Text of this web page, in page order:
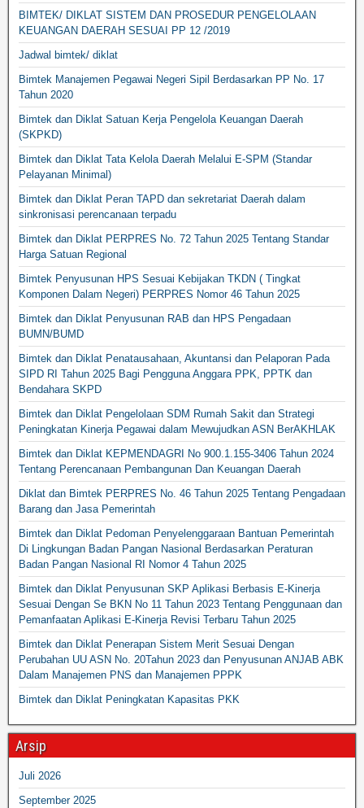
BIMTEK/ DIKLAT SISTEM DAN PROSEDUR PENGELOLAAN
KEUANGAN DAERAH SESUAI PP 12 /2019
Jadwal bimtek/ diklat
Bimtek Manajemen Pegawai Negeri Sipil Berdasarkan PP No. 17
Tahun 2020
Bimtek dan Diklat Satuan Kerja Pengelola Keuangan Daerah
(SKPKD)
Bimtek dan Diklat Tata Kelola Daerah Melalui E-SPM (Standar
Pelayanan Minimal)
Bimtek dan Diklat Peran TAPD dan sekretariat Daerah dalam
sinkronisasi perencanaan terpadu
Bimtek dan Diklat PERPRES No. 72 Tahun 2025 Tentang Standar
Harga Satuan Regional
Bimtek Penyusunan HPS Sesuai Kebijakan TKDN ( Tingkat
Komponen Dalam Negeri) PERPRES Nomor 46 Tahun 2025
Bimtek dan Diklat Penyusunan RAB dan HPS Pengadaan
BUMN/BUMD
Bimtek dan Diklat Penatausahaan, Akuntansi dan Pelaporan Pada
SIPD RI Tahun 2025 Bagi Pengguna Anggara PPK, PPTK dan
Bendahara SKPD
Bimtek dan Diklat Pengelolaan SDM Rumah Sakit dan Strategi
Peningkatan Kinerja Pegawai dalam Mewujudkan ASN BerAKHLAK
Bimtek dan Diklat KEPMENDAGRI No 900.1.155-3406 Tahun 2024
Tentang Perencanaan Pembangunan Dan Keuangan Daerah
Diklat dan Bimtek PERPRES No. 46 Tahun 2025 Tentang Pengadaan
Barang dan Jasa Pemerintah
Bimtek dan Diklat Pedoman Penyelenggaraan Bantuan Pemerintah
Di Lingkungan Badan Pangan Nasional Berdasarkan Peraturan
Badan Pangan Nasional RI Nomor 4 Tahun 2025
Bimtek dan Diklat Penyusunan SKP Aplikasi Berbasis E-Kinerja
Sesuai Dengan Se BKN No 11 Tahun 2023 Tentang Penggunaan dan
Pemanfaatan Aplikasi E-Kinerja Revisi Terbaru Tahun 2025
Bimtek dan Diklat Penerapan Sistem Merit Sesuai Dengan
Perubahan UU ASN No. 20Tahun 2023 dan Penyusunan ANJAB ABK
Dalam Manajemen PNS dan Manajemen PPPK
Bimtek dan Diklat Peningkatan Kapasitas PKK
Arsip
Juli 2026
September 2025